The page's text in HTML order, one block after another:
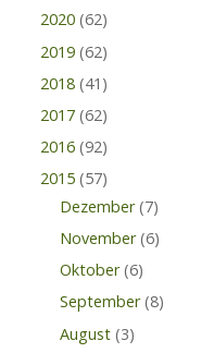
2020 (62)
2019 (62)
2018 (41)
2017 (62)
2016 (92)
2015 (57)
Dezember (7)
November (6)
Oktober (6)
September (8)
August (3)